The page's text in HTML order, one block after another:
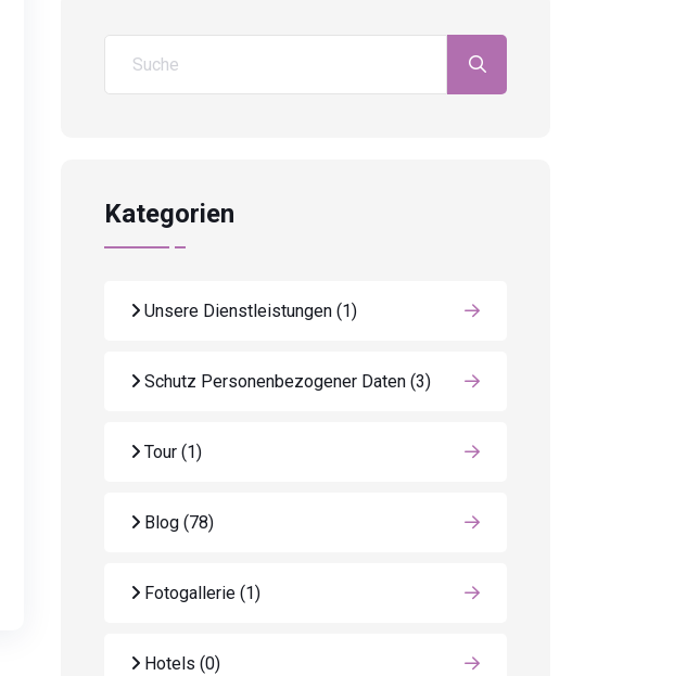
Kategorien
Unsere Dienstleistungen (1)
Schutz Personenbezogener Daten (3)
Tour (1)
Blog (78)
Fotogallerie (1)
Hotels (0)